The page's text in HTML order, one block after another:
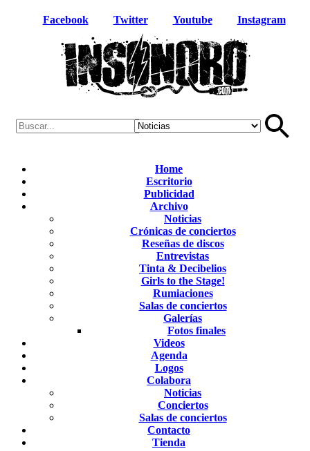
Facebook Twitter Youtube Instagram
Home
Escritorio
Publicidad
Archivo
Noticias
Crónicas de conciertos
Reseñas de discos
Entrevistas
Tinta & Decibelios
Girls to the Stage!
Rumiaciones
Salas de conciertos
Galerías
Fotos finales
Videos
Agenda
Logos
Colabora
Noticias
Conciertos
Salas de conciertos
Contacto
Tienda